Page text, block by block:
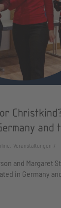
and
Veranstaltungen
and Margaret
in Germany